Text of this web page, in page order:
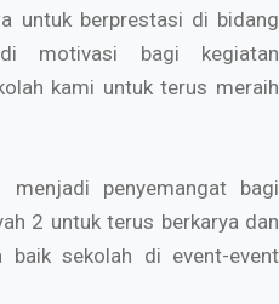
untuk berprestasi di bidang
motivasi bagi kegiatan
kami untuk terus meraih
menjadi penyemangat bagi
2 untuk terus berkarya dan
baik sekolah di event-event